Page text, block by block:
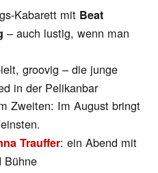
Kabarett mit Beat
– auch lustig, wenn man
groovig – die junge
in der Pelikanbar
Zweiten: Im August bringt
Trauffer: ein Abend mit
Bühne